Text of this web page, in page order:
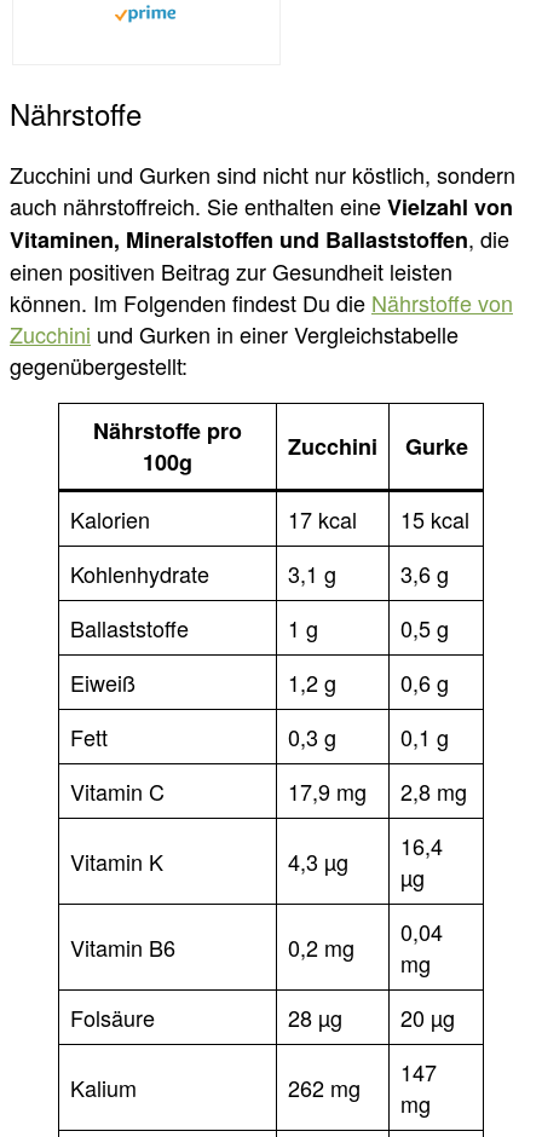
Nährstoffe
Zucchini und Gurken sind nicht nur köstlich, sondern
auch nährstoffreich. Sie enthalten eineVielzahl von
Vitaminen, Mineralstoffen und Ballaststoffen, die
einen positiven Beitrag zur Gesundheit leisten
können. Im Folgenden findest Du die Nährstoffe von
Zucchini und Gurken in einer Vergleichstabelle
gegenübergestellt:
Nährstoffe pro
100g
Zucchini Gurke
Kalorien 17 kcal
15 kcal
Kohlenhydrate
3,1 g
3,6 g
Ballaststoffe
1 g
0,5 g
Eiweiß
1,2 g
0,6 g
Fett
0,3 g
0,1 g
Vitamin C
17,9 mg 2,8 mg
Vitamin K 4,3 µg
16,4
µg
Vitamin B6 0,2 mg
0,04
mg
Folsäure
28 µg 20 µg
Kalium 262 mg
147
mg